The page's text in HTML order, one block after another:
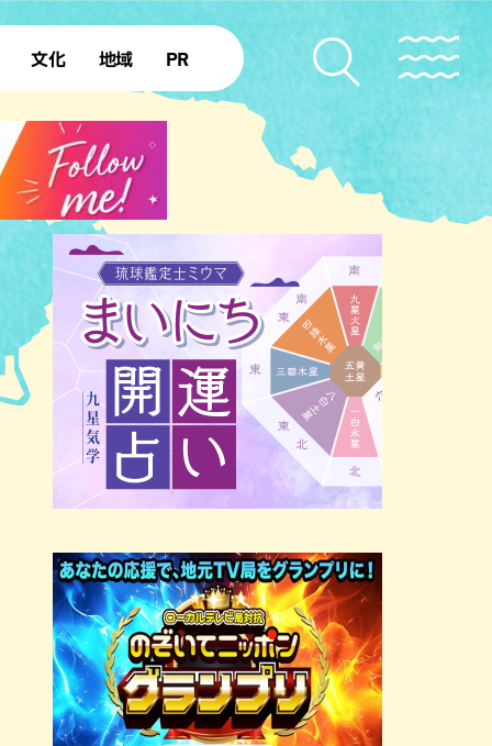
文化
復帰50年
地域
本島北部
本島南部 先島諸島
北部離島
PR